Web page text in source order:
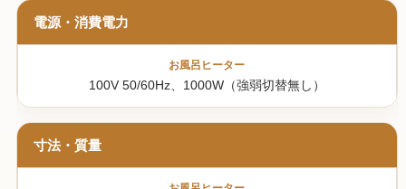
電源・消費電力
100V 50/60Hz、1000W（強弱切替無し）
寸法・質量